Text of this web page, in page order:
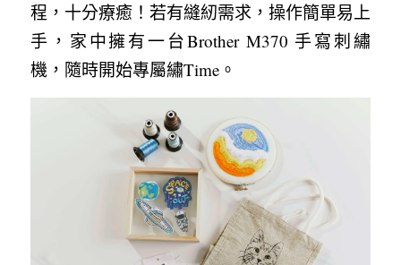
程，十分療癒！若有縫紉需求，操作簡單易上
手，家中擁有一台Brother M370 手寫刺繡
機，隨時開始專屬繡Time。